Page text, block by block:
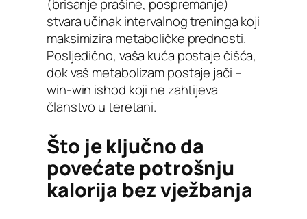
(brisanje prašine, pospremanje)
stvara učinak intervalnog treninga koji
maksimizira metaboličke prednosti.
Posljedično, vaša kuća postaje čišća,
dok vaš metabolizam postaje jači –
win-win ishod koji ne zahtijeva
članstvo u teretani.
Što je ključno da
povećate potrošnju
kalorija bez vježbanja